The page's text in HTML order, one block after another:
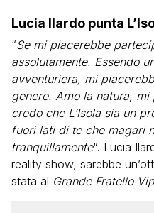
Lucia Ilardo punta
“Se mi piacerebbe
assolutamente. Essendo
avventuriera, mi
genere. Amo la natura,
credo che L’Isola sia un
fuori lati di te che magari
tranquillamente“. Lucia
reality show, sarebbe
stata al Grande Fratello Vip